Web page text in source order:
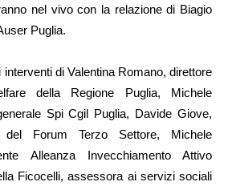
nel vivo con la relazione di Biagio
Puglia.
di Valentina Romano, direttore
della Regione Puglia, Michele
Spi Cgil Puglia, Davide Giove,
del Forum Terzo Settore, Michele
Alleanza Invecchiamento Attivo
Ficocelli, assessora ai servizi sociali